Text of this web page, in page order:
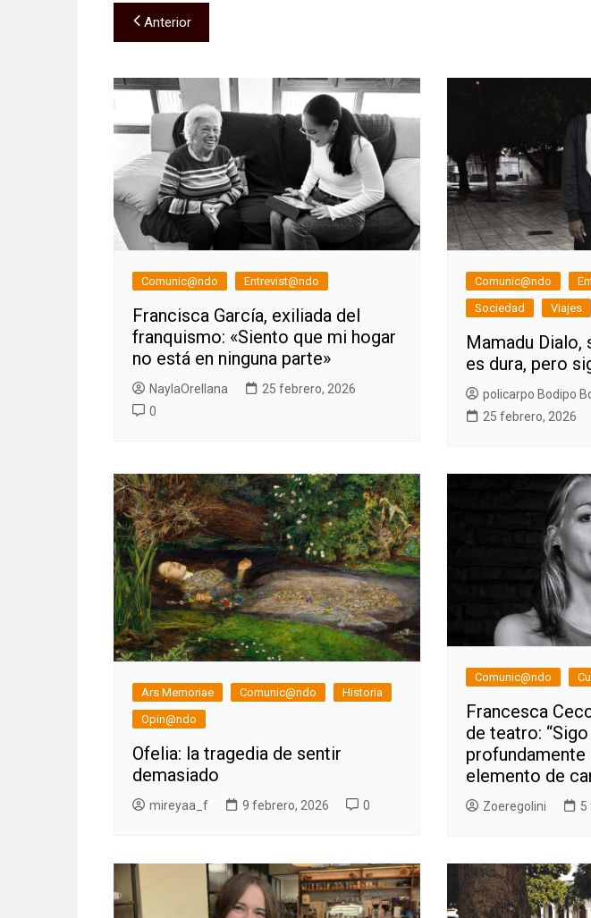
Navegación
de
entradas
Anterior
Comunic@ndo Entrevist@ndo
Francisca García, exiliada del
franquismo: «Siento que mi hogar
no está en ninguna parte»
NaylaOrellana
25 febrero, 2026
0
Comunic@ndo
Sociedad
Viajes
Mamadu Dialo,
es dura, pero
policarpo Bodipo
25 febrero, 2026
Ars Memoriae Comunic@ndo
Historia
Opin@ndo
Ofelia: la tragedia de sentir
demasiado
mireyaa_f 9 febrero, 2026 0
Comunic@ndo
Francesca
de teatro:
elemento de
Zoeregolini 5